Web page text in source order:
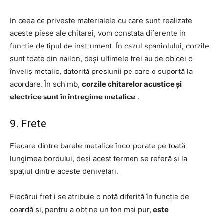
In ceea ce priveste materialele cu care sunt realizate
aceste piese ale chitarei, vom constata diferente in
functie de tipul de instrument. În cazul spaniolului, corzile
sunt toate din nailon, deși ultimele trei au de obicei o
înveliș metalic, datorită presiunii pe care o suportă la
acordare. În schimb, corzile chitarelor acustice și
electrice sunt în întregime metalice .
9. Frete
Fiecare dintre barele metalice încorporate pe toată
lungimea bordului, deși acest termen se referă și la
spațiul dintre aceste denivelări.
Fiecărui fret i se atribuie o notă diferită în funcție de
coardă și, pentru a obține un ton mai pur, este